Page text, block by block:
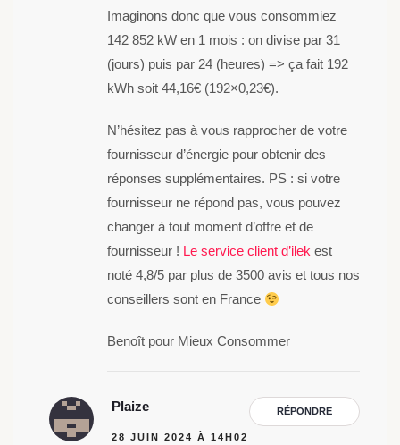
Imaginons donc que vous consommiez
142 852 kW en 1 mois : on divise par 31
(jours) puis par 24 (heures) => ça fait 192
kWh soit 44,16€ (192×0,23€).
N’hésitez pas à vous rapprocher de votre
fournisseur d’énergie pour obtenir des
réponses supplémentaires. PS : si votre
fournisseur ne répond pas, vous pouvez
changer à tout moment d’offre et de
fournisseur ! Le service client d’ilek est
noté 4,8/5 par plus de 3500 avis et tous nos
conseillers sont en France
Benoît pour Mieux Consommer
RÉPONDRE
Plaize
28 JUIN 2024 À 14H02